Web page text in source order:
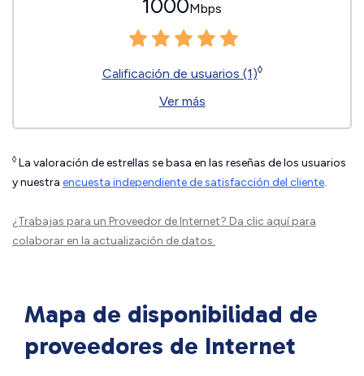
1000Mbps
Calificación de usuarios (1)◊
Ver más
◊ La valoración de estrellas se basa en las reseñas de los usuarios
y nuestra encuesta independiente de satisfacción del cliente.
¿Trabajas para un Proveedor de Internet? Da clic aquípara
colaborar en la actualización de datos.
Mapa de disponibilidad de
proveedores de Internet